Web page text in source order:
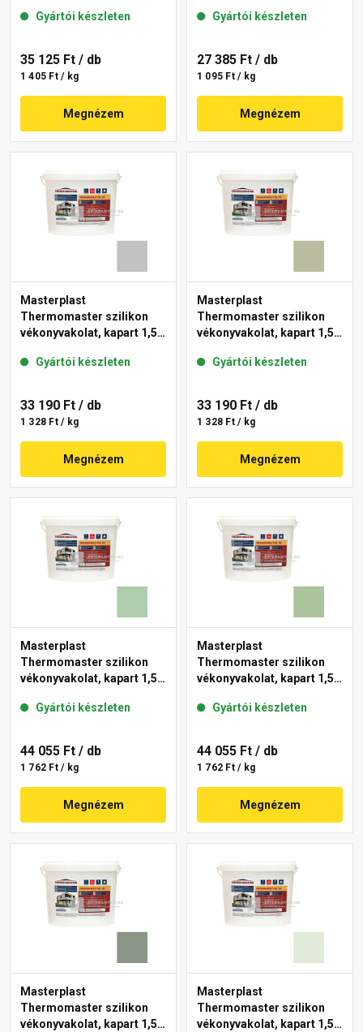
43-D 25 kg
Gyártói készleten
35 125 Ft / db
1 405 Ft / kg
Megnézem
Gyártói készleten
27 385 Ft / db
1 095 Ft / kg
Megnézem
Masterplast
Thermomaster szilikon
vékonyvakolat, kapart 1,5
Gyártói készleten
33 190 Ft / db
1 328 Ft / kg
Megnézem
Masterplast
Thermomaster szilikon
vékonyvakolat, kapart 1,5
Gyártói készleten
33 190 Ft / db
1 328 Ft / kg
Megnézem
Masterplast
Thermomaster szilikon
vékonyvakolat, kapart 1,5
Gyártói készleten
44 055 Ft / db
1 762 Ft / kg
Megnézem
Masterplast
Thermomaster szilikon
vékonyvakolat, kapart 1,5
Gyártói készleten
44 055 Ft / db
1 762 Ft / kg
Megnézem
Masterplast
Thermomaster szilikon
vékonyvakolat, kapart 1,5
Masterplast
Thermomaster szilikon
vékonyvakolat, kapart 1,5